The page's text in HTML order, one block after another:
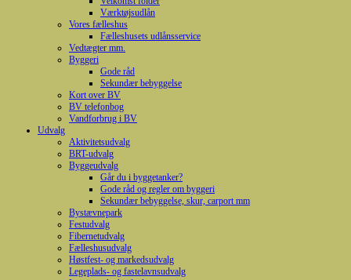
Værktøjsudlån
Vores fælleshus
Fælleshusets udlånsservice
Vedtægter mm.
Byggeri
Gode råd
Sekundær bebyggelse
Kort over BV
BV telefonbog
Vandforbrug i BV
Udvalg
Aktivitetsudvalg
BRT-udvalg
Byggeudvalg
Går du i byggetanker?
Gode råd og regler om byggeri
Sekundær bebyggelse, skur, carport mm
Bystævnepark
Festudvalg
Fibernetudvalg
Fælleshusudvalg
Høstfest- og markedsudvalg
Legeplads- og fastelavnsudvalg